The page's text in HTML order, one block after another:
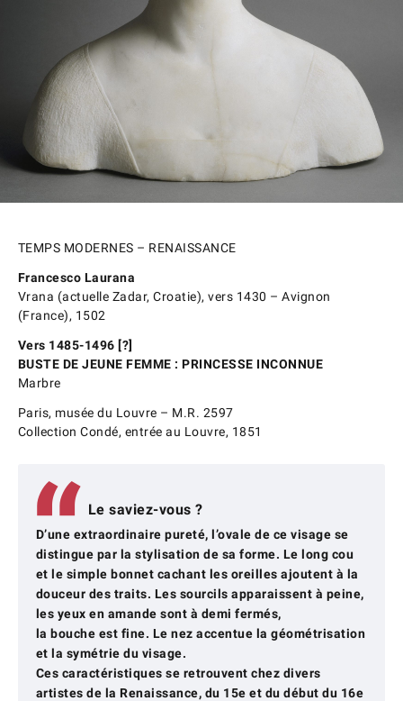
TEMPS MODERNES – RENAISSANCE
Francesco Laurana
Vrana (actuelle Zadar, Croatie), vers 1430 – Avignon
(France), 1502
Vers 1485-1496 [?]
BUSTE DE JEUNE FEMME : PRINCESSE INCONNUE
Marbre
Paris, musée du Louvre – M.R. 2597
Collection Condé, entrée au Louvre, 1851
Le saviez-vous ?
D’une extraordinaire pureté, l’ovale de ce visage se
distingue par la stylisation de sa forme. Le long cou
et le simple bonnet cachant les oreilles ajoutent à la
douceur des traits. Les sourcils apparaissent à peine,
les yeux en amande sont à demi fermés,
la bouche est fine. Le nez accentue la géométrisation
et la symétrie du visage.
Ces caractéristiques se retrouvent chez divers
artistes de la Renaissance, du 15e et du début du 16e